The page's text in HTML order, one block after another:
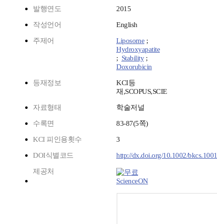
발행연도 2015
작성언어 English
주제어 Liposome ;
Hydroxyapatite
; Stability;
Doxorubicin
등재정보
KCI등
재,SCOPUS,SCIE
자료형태 학술저널
수록면 83-87(5쪽)
KCI 피인용횟수 3
DOI식별코드 http://dx.doi.org/10.1002/
제공처
ScienceON